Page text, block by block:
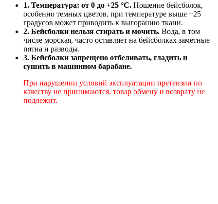
1. Температура: от 0 до +25 °C. Ношение бейсболок,
особенно темных цветов, при температуре выше +25
градусов может приводить к выгоранию ткани.
2. Бейсболки нельзя стирать и мочить. Вода, в том
числе морская, часто оставляет на бейсболках заметные
пятна и разводы.
3. Бейсболки запрещено отбеливать, гладить и
сушить в машинном барабане.
При нарушении условий эксплуатации претензии по
качеству не принимаются, товар обмену и возврату не
подлежит.